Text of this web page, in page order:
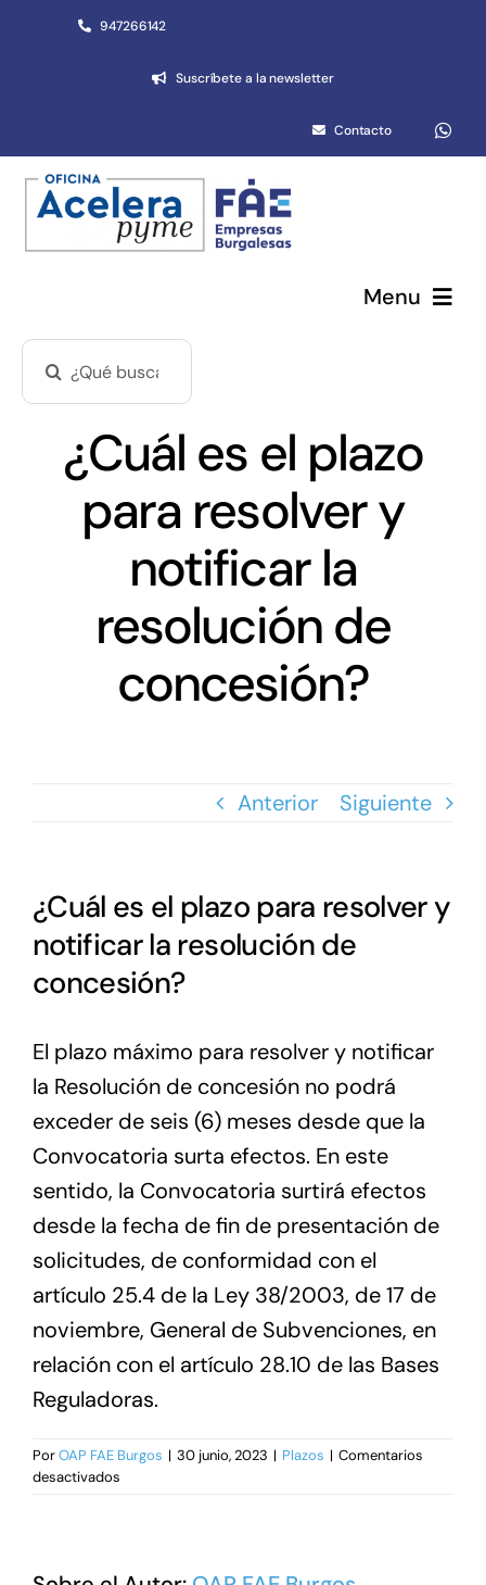
947266142
Suscríbete a la newsletter
Contacto
Menu
Networking
Antena Tecnológica
Eventos
Conócenos
¿Cuál es el plazo
para resolver y
notificar la
resolución de
concesión?
Anterior Siguiente
¿Cuál es el plazo para resolver y
notificar la resolución de
concesión?
El plazo máximo para resolver y notificar
la Resolución de concesión no podrá
exceder de seis (6) meses desde que la
Convocatoria surta efectos. En este
sentido, la Convocatoria surtirá efectos
desde la fecha de fin de presentación de
solicitudes, de conformidad con el
artículo 25.4 de la Ley 38/2003, de 17 de
noviembre, General de Subvenciones, en
relación con el artículo 28.10 de las Bases
Reguladoras.
PorOAP FAE Burgos | 30 junio, 2023 | Plazos | Comentarios
desactivados